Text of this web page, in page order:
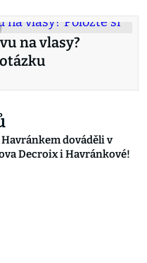
na vlasy?
dováděli v
Decroix i Havránkové!